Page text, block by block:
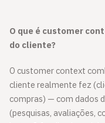
O que é customer
do cliente?
O customer context
cliente realmente fez
compras) — com dados
(pesquisas, avaliações,